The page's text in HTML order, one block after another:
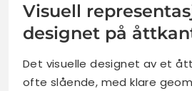
Visuell
designet på
Det visuelle designet av et
ofte slående, med klare